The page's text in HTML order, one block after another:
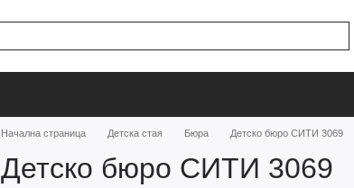
Начална страница Детска стая Бюра Детско бюро СИТИ 3069
Детско бюро СИТИ 3069